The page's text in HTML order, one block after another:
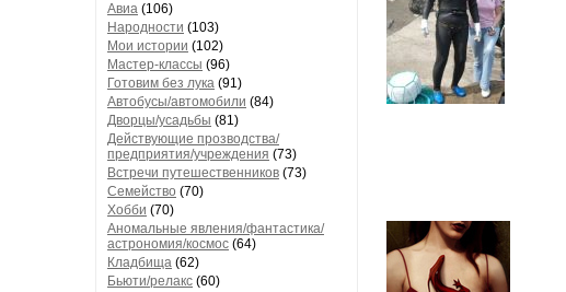
Авиа (106)
Народности (103)
Мои истории (102)
Мастер-классы (96)
Готовим без лука (91)
Автобусы/автомобили (84)
Дворцы/усадьбы (81)
Действующие прозводства/
предприятия/учреждения (73)
Встречи путешественников (73)
Семейство (70)
Хобби (70)
Аномальные явления/фантастика/
астрономия/космос (64)
Кладбища (62)
Бьюти/релакс (60)